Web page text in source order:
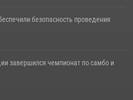
безопасность проведения
завершился чемпионат по самбо и